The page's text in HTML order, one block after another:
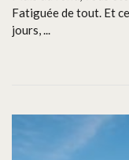
Fatiguée de tout. Et
jours, ...